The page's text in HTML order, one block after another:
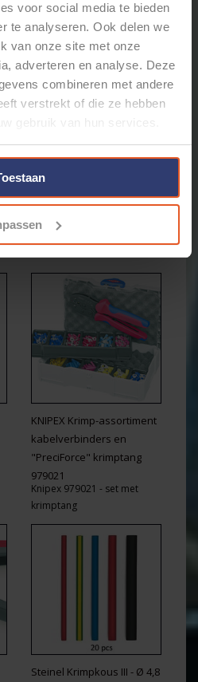
voor social media te bieden
te analyseren. Ook delen we
van onze site met onze
adverteren en analyse. Deze
combineren met andere
verstrekt of die ze hebben
gebruik van hun services.
KNIPEX Krimp-assortiment
kabelverbinders en
"PreciForce" krimptang
979021
Knipex 979021 - set met
krimptang
Steinel Krimpkous III - Ø 4,8